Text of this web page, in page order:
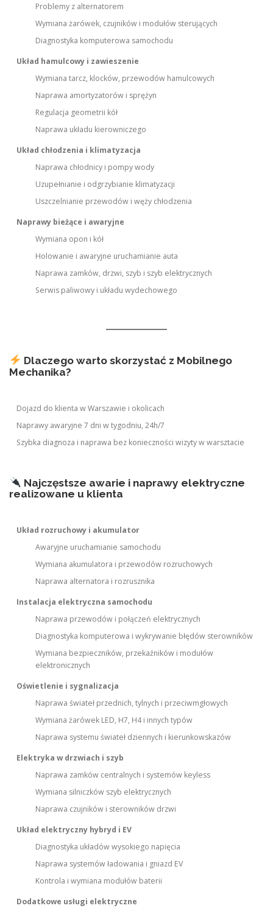
Problemy z alternatorem
Wymiana żarówek, czujników i modułów sterujących
Diagnostyka komputerowa samochodu
Układ hamulcowy i zawieszenie
Wymiana tarcz, klocków, przewodów hamulcowych
Naprawa amortyzatorów i sprężyn
Regulacja geometrii kół
Naprawa układu kierowniczego
Układ chłodzenia i klimatyzacja
Naprawa chłodnicy i pompy wody
Uzupełnianie i odgrzybianie klimatyzacji
Uszczelnianie przewodów i węży chłodzenia
Naprawy bieżące i awaryjne
Wymiana opon i kół
Holowanie i awaryjne uruchamianie auta
Naprawa zamków, drzwi, szyb i szyb elektrycznych
Serwis paliwowy i układu wydechowego
Dlaczego warto skorzystać z Mobilnego
Mechanika?
Dojazd do klienta w Warszawie i okolicach
Naprawy awaryjne 7 dni w tygodniu, 24h/7
Szybka diagnoza i naprawa bez konieczności wizyty w warsztacie
Najczęstsze awarie i naprawy elektryczne
realizowane u klienta
Układ rozruchowy i akumulator
Awaryjne uruchamianie samochodu
Wymiana akumulatora i przewodów rozruchowych
Naprawa alternatora i rozrusznika
Instalacja elektryczna samochodu
Naprawa przewodów i połączeń elektrycznych
Diagnostyka komputerowa i wykrywanie błędów sterowników
Wymiana bezpieczników, przekaźników i modułów
elektronicznych
Oświetlenie i sygnalizacja
Naprawa świateł przednich, tylnych i przeciwmgłowych
Wymiana żarówek LED, H7, H4 i innych typów
Naprawa systemu świateł dziennych i kierunkowskazów
Elektryka w drzwiach i szyb
Naprawa zamków centralnych i systemów keyless
Wymiana silniczków szyb elektrycznych
Naprawa czujników i sterowników drzwi
Układ elektryczny hybryd i EV
Diagnostyka układów wysokiego napięcia
Naprawa systemów ładowania i gniazd EV
Kontrola i wymiana modułów baterii
Dodatkowe usługi elektryczne